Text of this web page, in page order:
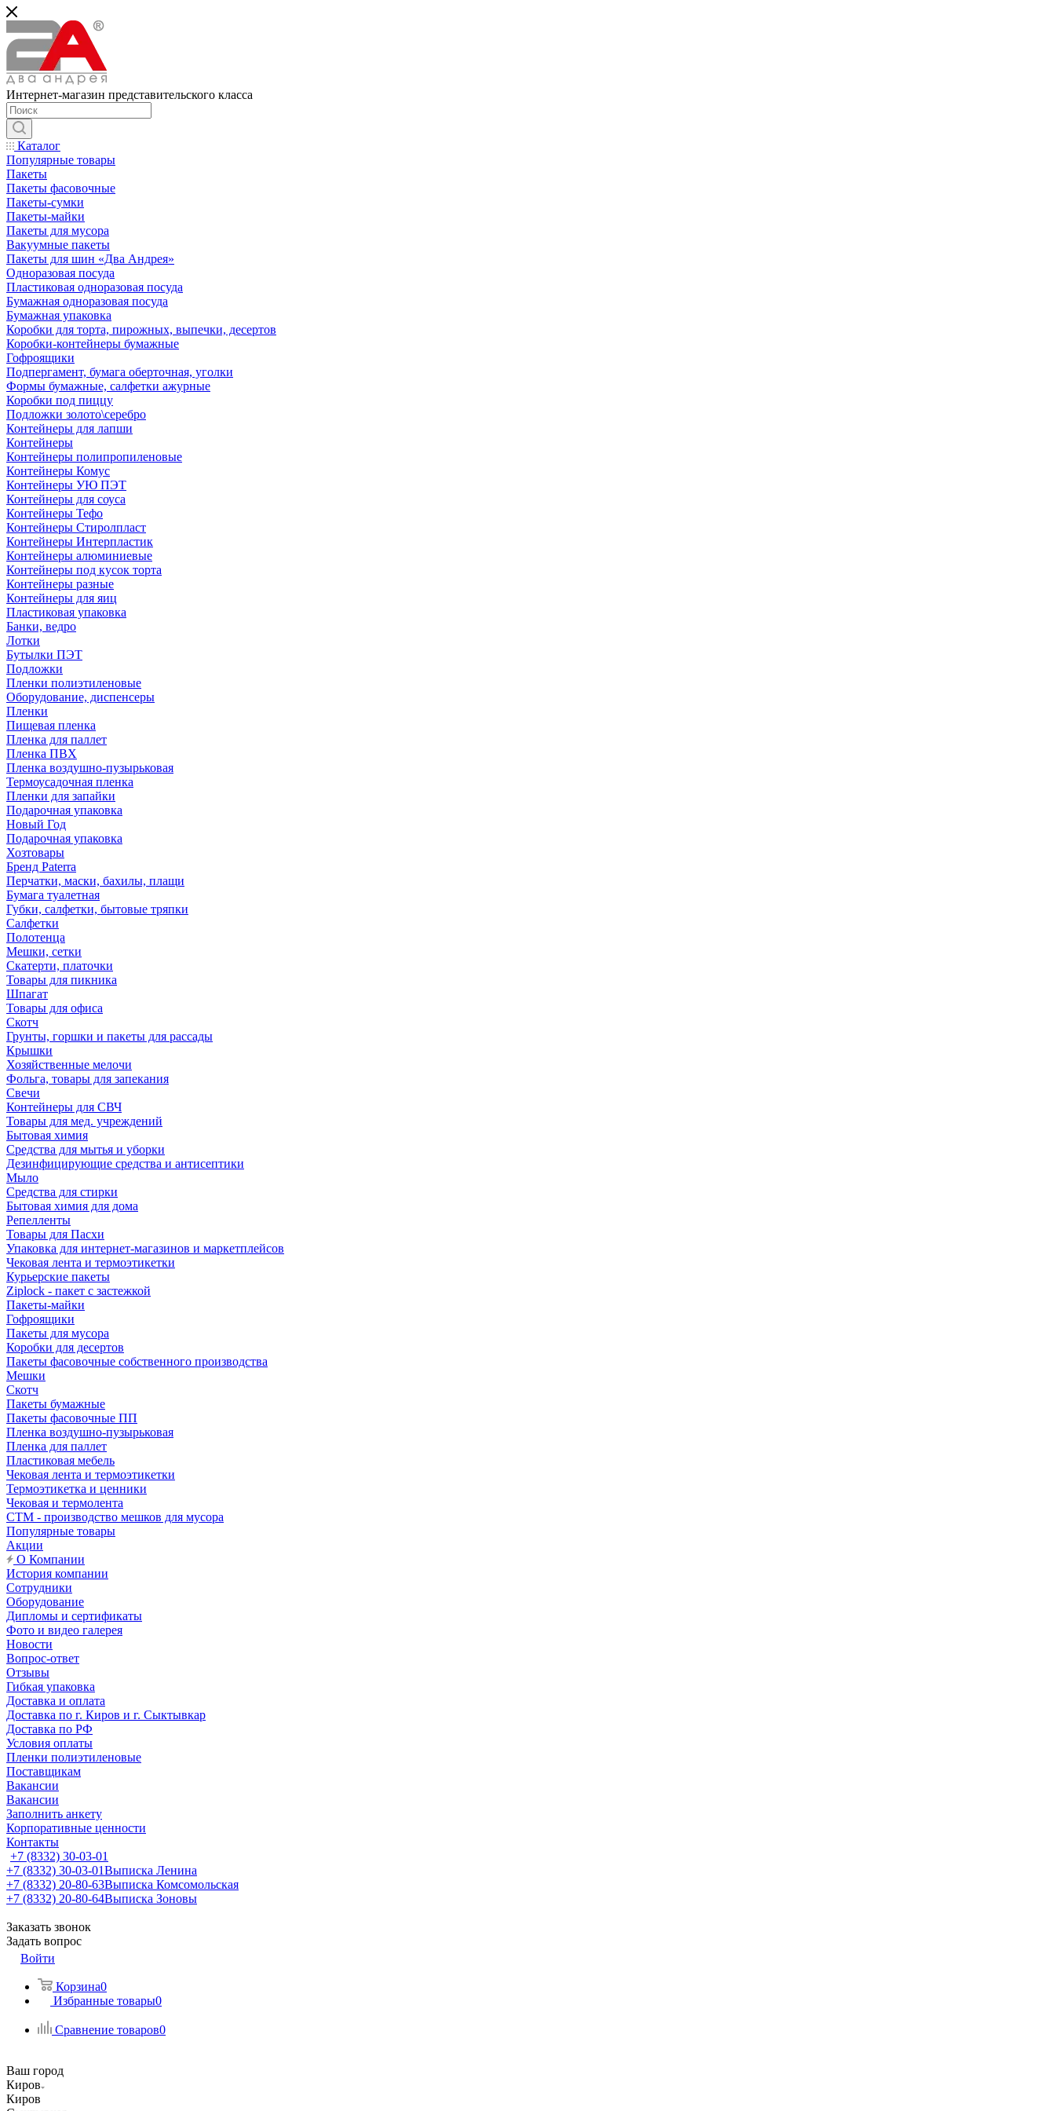
Интернет-магазин представительского класса
Каталог
Популярные товары
Пакеты
Пакеты фасовочные
Пакеты-сумки
Пакеты-майки
Пакеты для мусора
Вакуумные пакеты
Пакеты для шин «Два Андрея»
Одноразовая посуда
Пластиковая одноразовая посуда
Бумажная одноразовая посуда
Бумажная упаковка
Коробки для торта, пирожных, выпечки, десертов
Коробки-контейнеры бумажные
Гофроящики
Подпергамент, бумага оберточная, уголки
Формы бумажные, салфетки ажурные
Коробки под пиццу
Подложки золото\серебро
Контейнеры для лапши
Контейнеры
Контейнеры полипропиленовые
Контейнеры Комус
Контейнеры УЮ ПЭТ
Контейнеры для соуса
Контейнеры Тефо
Контейнеры Стиролпласт
Контейнеры Интерпластик
Контейнеры алюминиевые
Контейнеры под кусок торта
Контейнеры разные
Контейнеры для яиц
Пластиковая упаковка
Банки, ведро
Лотки
Бутылки ПЭТ
Подложки
Пленки полиэтиленовые
Оборудование, диспенсеры
Пленки
Пищевая пленка
Пленка для паллет
Пленка ПВХ
Пленка воздушно-пузырьковая
Термоусадочная пленка
Пленки для запайки
Подарочная упаковка
Новый Год
Подарочная упаковка
Хозтовары
Бренд Paterra
Перчатки, маски, бахилы, плащи
Бумага туалетная
Губки, салфетки, бытовые тряпки
Салфетки
Полотенца
Мешки, сетки
Скатерти, платочки
Товары для пикника
Шпагат
Товары для офиса
Скотч
Грунты, горшки и пакеты для рассады
Крышки
Хозяйственные мелочи
Фольга, товары для запекания
Свечи
Контейнеры для СВЧ
Товары для мед. учреждений
Бытовая химия
Средства для мытья и уборки
Дезинфицирующие средства и антисептики
Мыло
Средства для стирки
Бытовая химия для дома
Репелленты
Товары для Пасхи
Упаковка для интернет-магазинов и маркетплейсов
Чековая лента и термоэтикетки
Курьерские пакеты
Ziplock - пакет с застежкой
Пакеты-майки
Гофроящики
Пакеты для мусора
Коробки для десертов
Пакеты фасовочные собственного производства
Мешки
Скотч
Пакеты бумажные
Пакеты фасовочные ПП
Пленка воздушно-пузырьковая
Пленка для паллет
Пластиковая мебель
Чековая лента и термоэтикетки
Термоэтикетка и ценники
Чековая и термолента
СТМ - производство мешков для мусора
Популярные товары
Акции
О Компании
История компании
Сотрудники
Оборудование
Дипломы и сертификаты
Фото и видео галерея
Новости
Вопрос-ответ
Отзывы
Гибкая упаковка
Доставка и оплата
Доставка по г. Киров и г. Сыктывкар
Доставка по РФ
Условия оплаты
Пленки полиэтиленовые
Поставщикам
Вакансии
Вакансии
Заполнить анкету
Корпоративные ценности
Контакты
+7 (8332) 30-03-01
+7 (8332) 30-03-01Выписка Ленина
+7 (8332) 20-80-63Выписка Комсомольская
+7 (8332) 20-80-64Выписка Зоновы
Заказать звонок
Задать вопрос
Войти
Корзина0
Избранные товары0
Сравнение товаров0
Ваш город
Киров
Киров